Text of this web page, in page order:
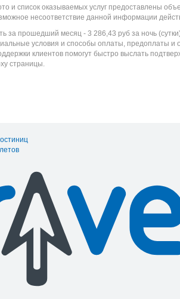
и список оказываемых услуг предоставлены
несоответствие данной информации
за прошедший месяц - 3 286,43 руб за ночь
условия и способы оплаты, предоплаты и
клиентов помогут быстро выслать
страницы.